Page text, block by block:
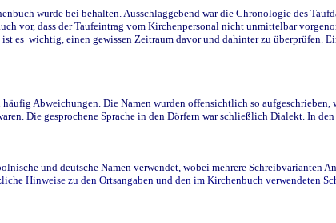
wurde bei behalten. Ausschlaggebend war die Chronologie des
vor, dass der Taufeintrag vom Kirchenpersonal nicht unmittelbar
es wichtig, einen gewissen Zeitraum davor und dahinter zu überprüfen.
Abweichungen. Die Namen wurden offensichtlich so
Die gesprochene Sprache in den Dörfern war schließlich Dialekt. In
und deutsche Namen verwendet, wobei mehrere Schreibvarianten
Hinweise zu den Ortsangaben und den im Kirchenbuch verwendeten